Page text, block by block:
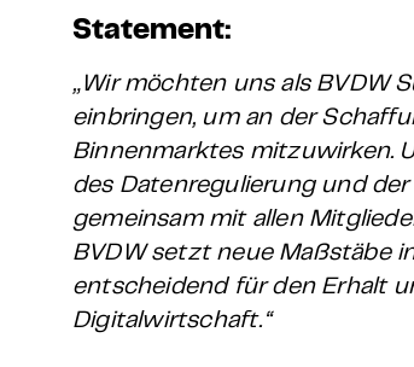
Statement:
„Wir möchten uns als BVDW
einbringen, um an der
Binnenmarktes mitzuwirken.
des Datenregulierung und
gemeinsam mit allen
BVDW setzt neue Maßstäbe
entscheidend für den Erhalt
Digitalwirtschaft.“